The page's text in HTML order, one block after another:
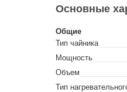
Основные
Общие
Тип чайника
Мощность
Объем
Тип